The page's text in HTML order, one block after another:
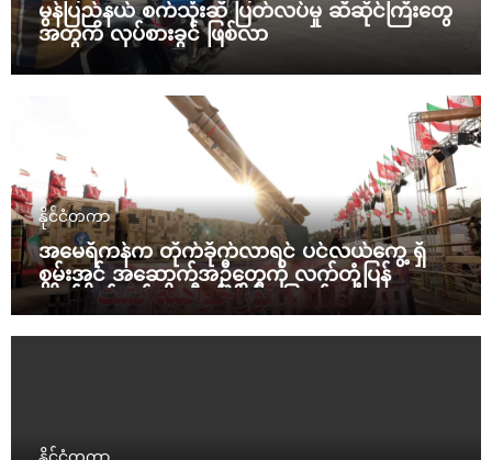
မွန်ပြည်နယ် စက်သုံးဆီ ပြတ်လပ်မှု ဆီဆိုင်ကြီးတွေ
အတွက် လုပ်စားခွင် ဖြစ်လာ
နိုင်ငံတကာ
အမေရိကန်က တိုက်ခိုက်လာရင် ပင်လယ်ကွေ့ ရှိ
စွမ်းအင် အဆောက်အဦတွေကို လက်တုံ့ပြန်
တိုက်ခိုက်မယ်လို့ အီရန် ခြိမ်းခြောက်